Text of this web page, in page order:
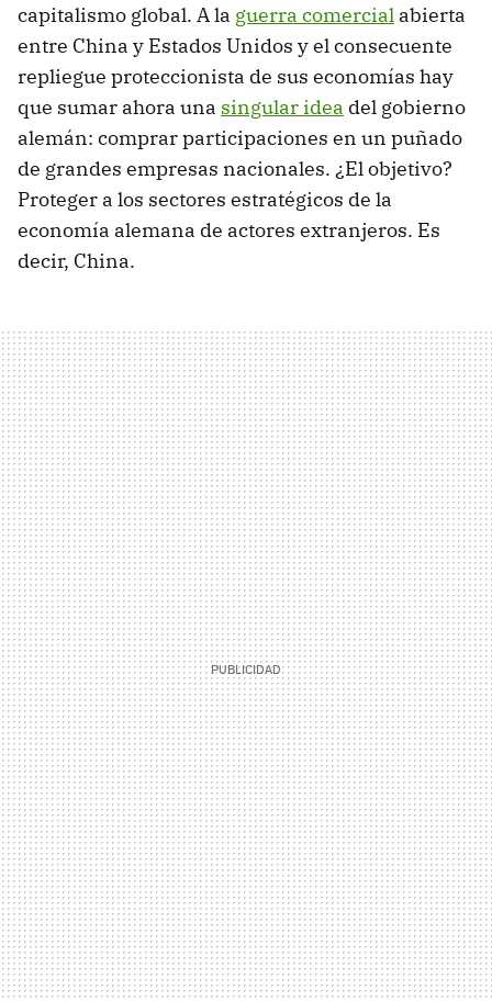
capitalismo global. A la guerra comercial abierta
entre China y Estados Unidos y el consecuente
repliegue proteccionista de sus economías hay
que sumar ahora una singular idea del gobierno
alemán: comprar participaciones en un puñado
de grandes empresas nacionales. ¿El objetivo?
Proteger a los sectores estratégicos de la
economía alemana de actores extranjeros. Es
decir, China.